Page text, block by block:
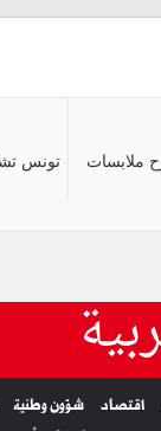
تونس
ملابسات
اقتصاد شؤون وطنية